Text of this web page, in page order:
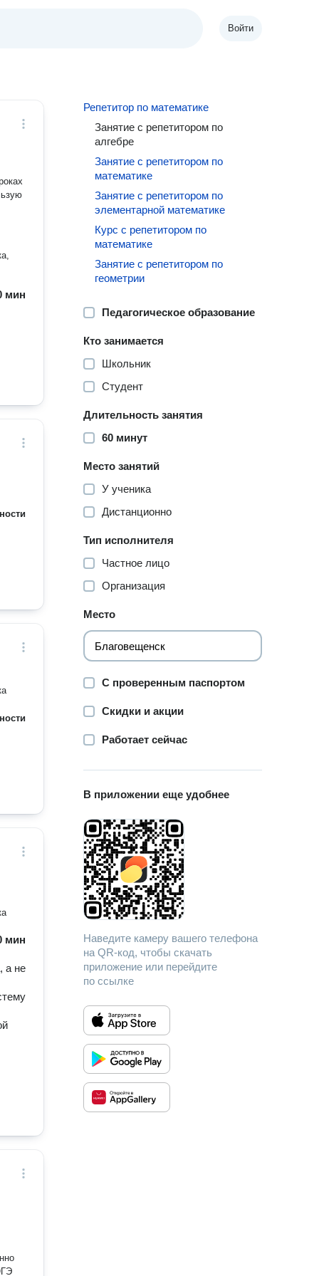
Войти
мин
мин
а не
Репетитор по математике
Занятие с репетитором по
алгебре
Занятие с репетитором по
математике
Занятие с репетитором по
элементарной математике
Курс с репетитором по
математике
Занятие с репетитором по
геометрии
Педагогическое образование
Кто занимается
Школьник
Студент
Длительность занятия
60 минут
Место занятий
У ученика
Дистанционно
Тип исполнителя
Частное лицо
Организация
Место
С проверенным паспортом
Скидки и акции
Работает сейчас
В приложении еще удобнее
Наведите камеру вашего телефона
на QR-код, чтобы скачать
приложение или перейдите
по ссылке